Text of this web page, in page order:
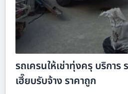
รถเครนให้เช่าทุ่งครุ บริการ
เฮี๊ยบรับจ้าง ราคาถูก